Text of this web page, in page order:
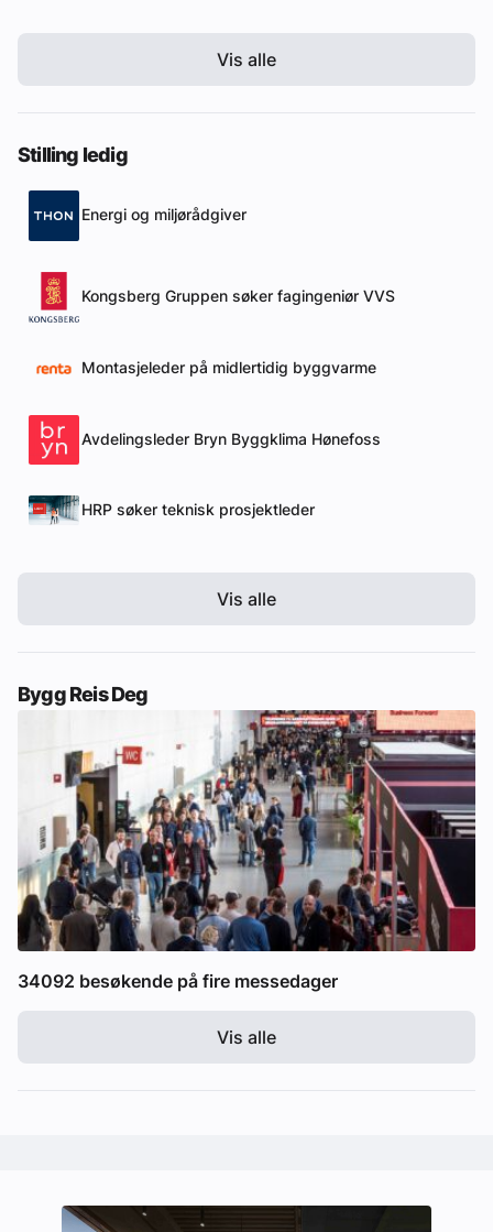
Vis alle
Stilling ledig
Energi og miljørådgiver
Kongsberg Gruppen søker fagingeniør VVS
Montasjeleder på midlertidig byggvarme
Avdelingsleder Bryn Byggklima Hønefoss
HRP søker teknisk prosjektleder
Vis alle
Bygg Reis Deg
34092 besøkende på fire messedager
Vis alle